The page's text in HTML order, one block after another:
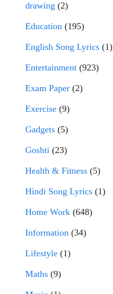
drawing (2)
Education (195)
English Song Lyrics (1)
Entertainment (923)
Exam Paper (2)
Exercise (9)
Gadgets (5)
Goshti (23)
Health & Fitness (5)
Hindi Song Lyrics (1)
Home Work (648)
Information (34)
Lifestyle (1)
Maths (9)